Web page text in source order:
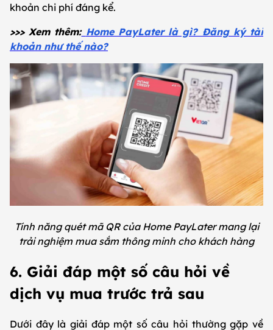
khoản chi phí đáng kể.
>>> Xem thêm: Home PayLater là gì? Đăng ký tài
khoản như thế nào?
Tính năng quét mã QR của Home PayLater mang lại
trải nghiệm mua sắm thông minh cho khách hàng
6. Giải đáp một số câu hỏi về
dịch vụ mua trước trả sau
Dưới đây là giải đáp một số câu hỏi thường gặp về